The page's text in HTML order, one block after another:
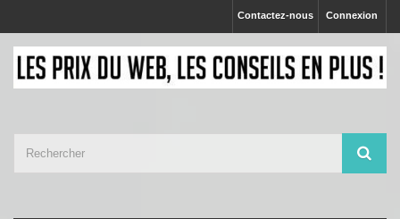
Connexion
Contactez-nous